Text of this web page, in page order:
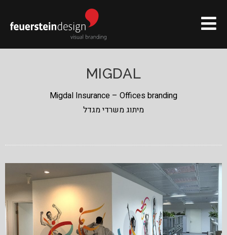
MIGDAL
Migdal Insurance – Offices branding
מיתוג משרדי מגדל